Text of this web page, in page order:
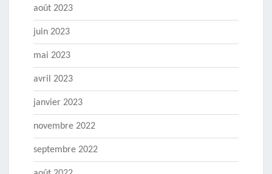
août 2023
juin 2023
mai 2023
avril 2023
janvier 2023
novembre 2022
septembre 2022